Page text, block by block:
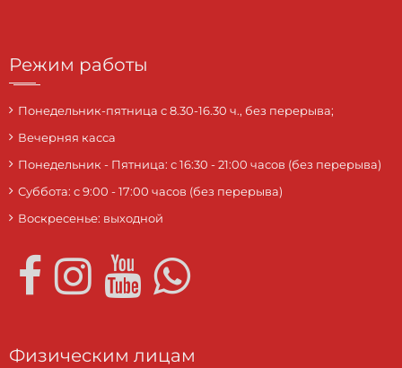
Режим работы
Понедельник-пятница с 8.30-16.30 ч., без перерыва;
Вечерняя касса
Понедельник - Пятница: с 16:30 - 21:00 часов (без перерыва)
Суббота: c 9:00 - 17:00 часов (без перерыва)
Воскресенье: выходной
Физическим лицам